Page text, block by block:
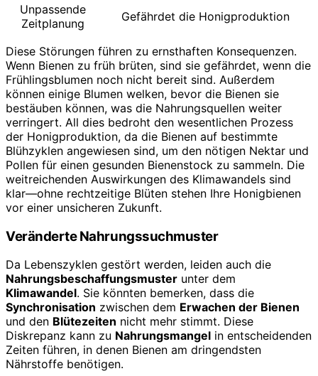
Unpassende
Zeitplanung
Gefährdet die Honigproduktion
Diese Störungen führen zu ernsthaften Konsequenzen.
Wenn Bienen zu früh brüten, sind sie gefährdet, wenn die
Frühlingsblumen noch nicht bereit sind. Außerdem
können einige Blumen welken, bevor die Bienen sie
bestäuben können, was die Nahrungsquellen weiter
verringert. All dies bedroht den wesentlichen Prozess
der Honigproduktion, da die Bienen auf bestimmte
Blühzyklen angewiesen sind, um den nötigen Nektar und
Pollen für einen gesunden Bienenstock zu sammeln. Die
weitreichenden Auswirkungen des Klimawandels sind
klar—ohne rechtzeitige Blüten stehen Ihre Honigbienen
vor einer unsicheren Zukunft.
Veränderte Nahrungssuchmuster
Da Lebenszyklen gestört werden, leiden auch die
Nahrungsbeschaffungsmuster unter dem
Klimawandel. Sie könnten bemerken, dass die
Synchronisation zwischen dem Erwachen der Bienen
und den Blütezeiten nicht mehr stimmt. Diese
Diskrepanz kann zu Nahrungsmangel in entscheidenden
Zeiten führen, in denen Bienen am dringendsten
Nährstoffe benötigen.